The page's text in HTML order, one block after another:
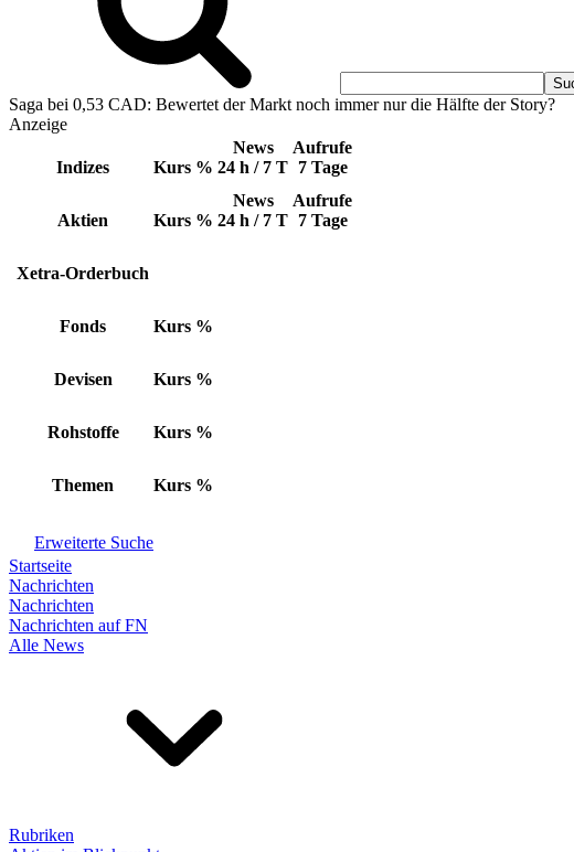
Saga bei 0,53 CAD: Bewertet der Markt noch immer nur die Hälfte der Story?
Anzeige
Indizes Kurs %
News
24 h / 7 T
Aufrufe
7 Tage
Aktien Kurs %
News
24 h / 7 T
Aufrufe
7 Tage
Xetra-Orderbuch
Fonds Kurs %
Devisen Kurs %
Rohstoffe Kurs %
Themen Kurs %
Erweiterte Suche
Startseite
Nachrichten
Nachrichten
Nachrichten auf FN
Alle News
Rubriken